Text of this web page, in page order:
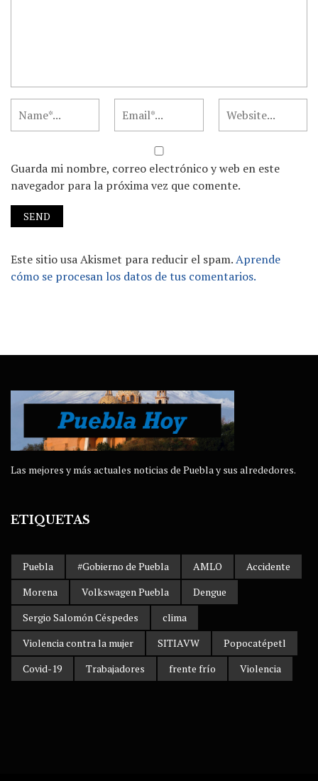
Guarda mi nombre, correo electrónico y web en este
navegador para la próxima vez que comente.
Este sitio usa Akismet para reducir el spam.Aprende
cómo se procesan los datos de tus comentarios.
Las mejores y más actuales noticias de Puebla y sus alrededores.
ETIQUETAS
Puebla #Gobierno de Puebla AMLO
Accidente
Morena
Volkswagen Puebla
Dengue
Sergio Salomón Céspedes
clima
Violencia contra la mujer
SITIAVW
Popocatépetl
Covid-19
Trabajadores frente frío Violencia